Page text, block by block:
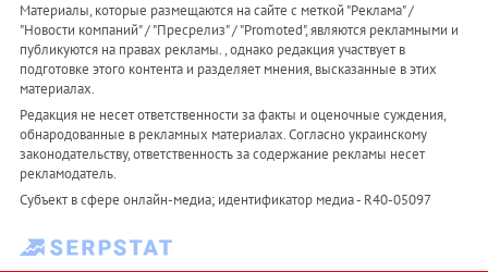
Материалы, которые размещаются на сайте с меткой "Реклама" /
"Новости компаний" / "Пресрелиз" / "Promoted", являются рекламными и
публикуются на правах рекламы. , однако редакция участвует в
подготовке этого контента и разделяет мнения, высказанные в этих
материалах.
Редакция не несет ответственности за факты и оценочные суждения,
обнародованные в рекламных материалах. Согласно украинскому
законодательству, ответственность за содержание рекламы несет
рекламодатель.
Субъект в сфере онлайн-медиа; идентификатор медиа - R40-05097